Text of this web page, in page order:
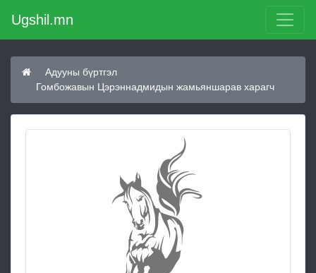
Ugshil.mn
Адууны бүртгэл
Гомбожавын Цэрэннадмидын жамьяншарав харагч